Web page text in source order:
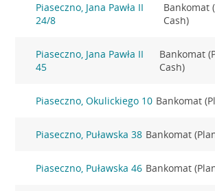
Piaseczno, Jana Pawła II
24/8
Bankomat
Cash)
Piaseczno, Jana Pawła II
45
Bankomat
Cash)
Piaseczno, Okulickiego 10 Bankomat
Piaseczno, Puławska 38 Bankomat
Piaseczno, Puławska 46 Bankomat